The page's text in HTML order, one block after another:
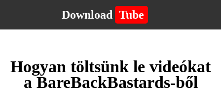
Download Tube
Hogyan töltsünk le videókat
a BareBackBastards-ből